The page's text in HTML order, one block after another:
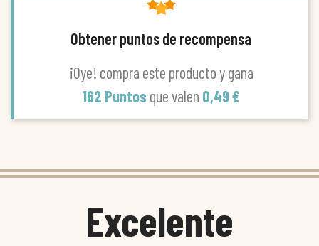
Obtener puntos de recompensa
¡Oye! compra este producto y gana
162 Puntos que valen 0,49 €
Excelente